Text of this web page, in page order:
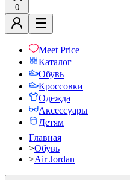
0
Meet Price
Каталог
Обувь
Кроссовки
Одежда
Аксессуары
Детям
Главная
>Обувь
>Air Jordan